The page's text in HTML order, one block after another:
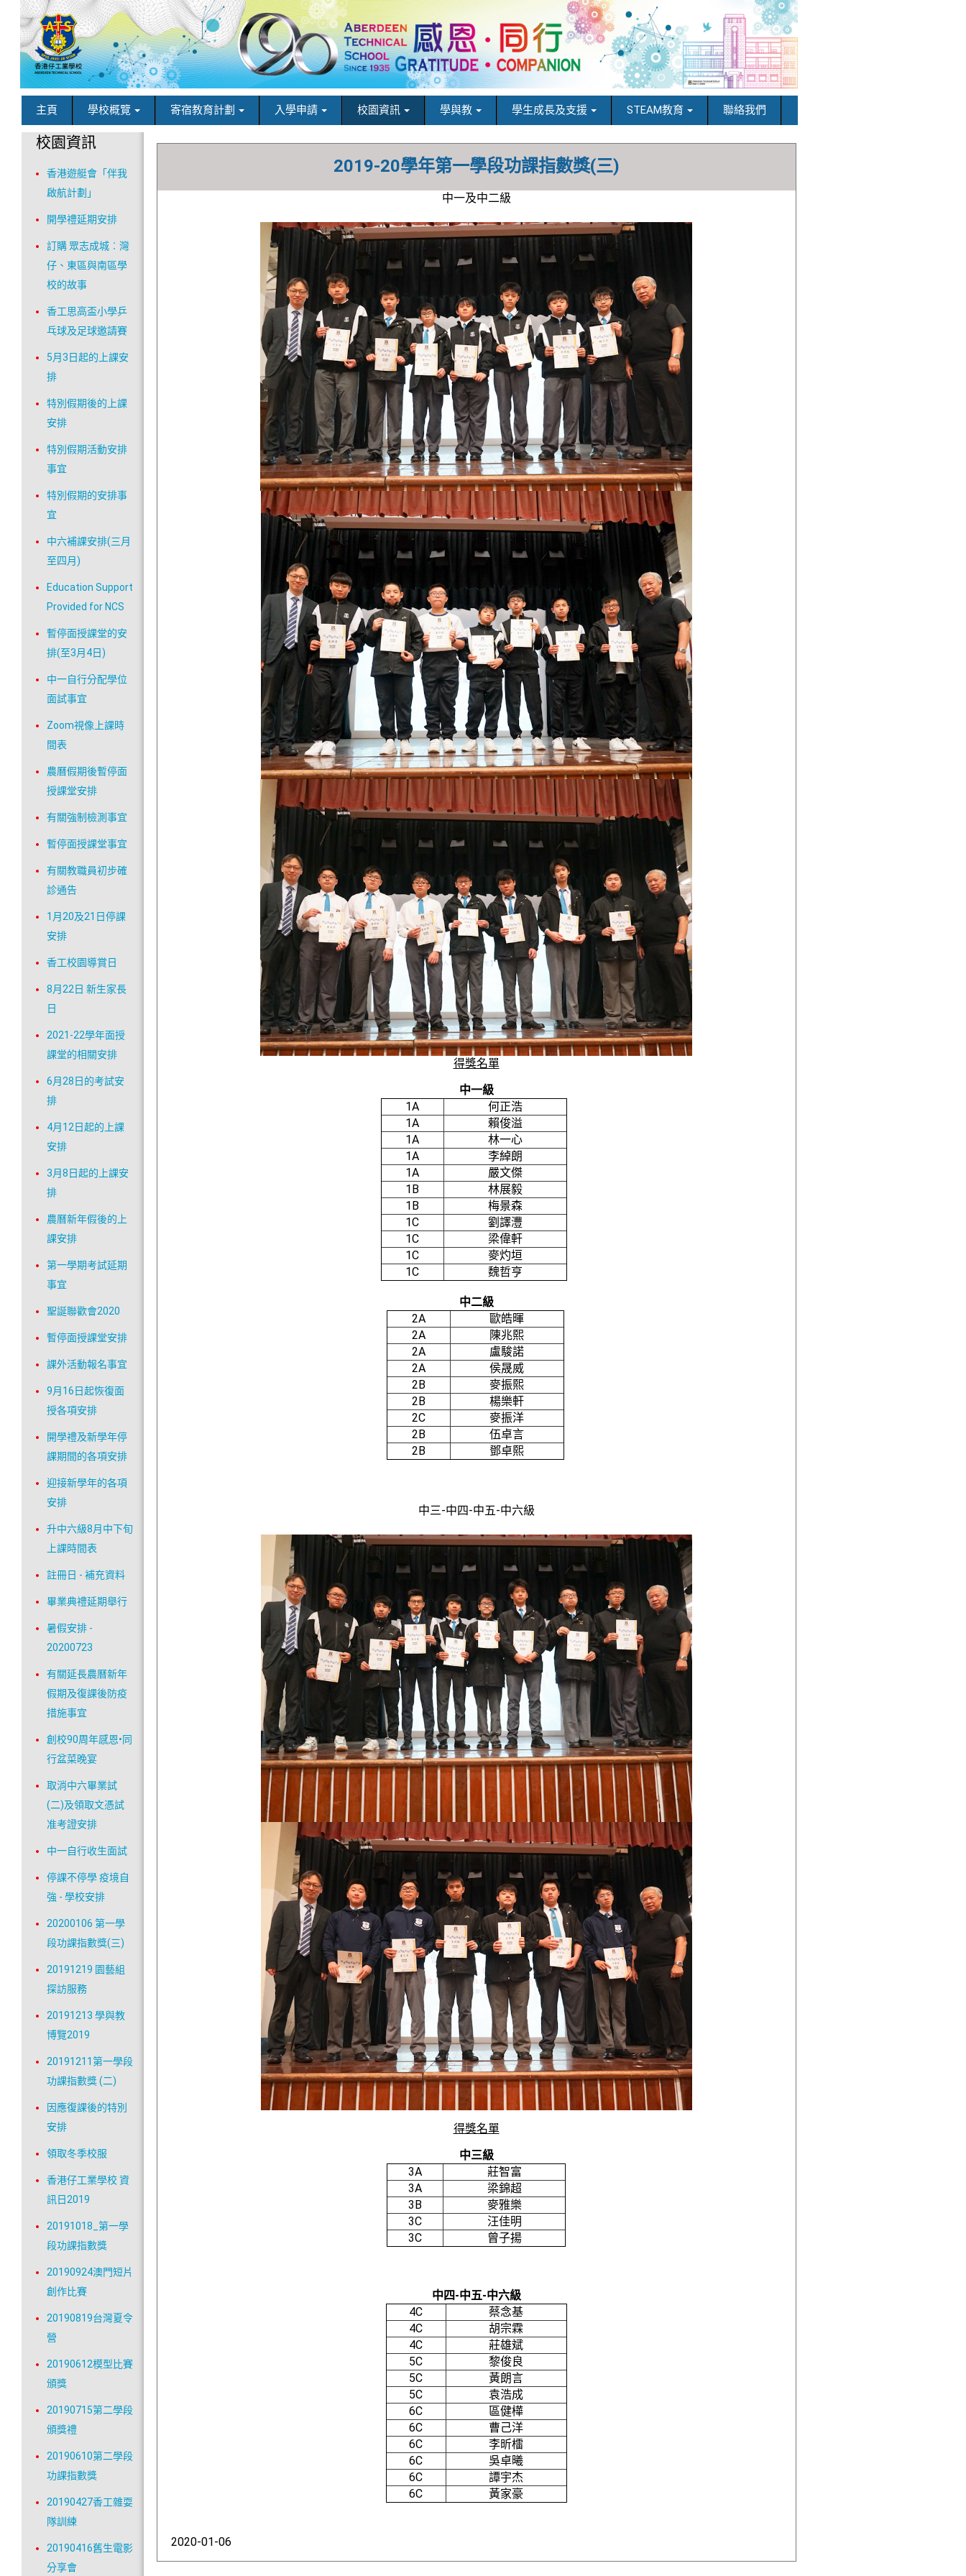
主頁 學校概覽 寄宿教育計劃 入學申請 校園資訊 學與教 學生成長及支援 STEAM教育 聯絡我們
2019-20學年第一學段功課指數獎(三)
中一及中二級
得獎名單
中一級
1A
何正浩
1A
賴俊溢
1A
林一心
1A
李綽朗
1A
嚴文傑
1B
林展毅
1B
梅景森
1C
劉譯灃
1C
梁偉軒
1C
麥灼垣
1C
魏哲亨
中二級
2A
歐皓暉
2A
陳兆熙
2A
盧駿諾
2A
侯晟威
2B
麥振熙
2B
楊樂軒
2C
麥振洋
2B
伍卓言
2B
鄧卓熙
中三-中四-中五-中六級
得獎名單
中三級
3A
莊智富
3A
梁錦超
3B
麥雅樂
3C
汪佳明
3C
曾子揚
中四-中五-中六級
4C
蔡念基
4C
胡宗霖
4C
莊雄斌
5C
黎俊良
5C
黃朗言
5C
袁浩成
6C
區健樺
6C
曹己洋
6C
李昕檑
6C
吳卓曦
6C
譚宇杰
6C
黃家豪
2020-01-06
校園資訊
香港遊艇會「伴我
啟航計劃」
開學禮延期安排
訂購 眾志成城︰灣
仔、東區與南區學
校的故事
香工思高盃小學乒
乓球及足球邀請賽
5月3日起的上課安
排
特別假期後的上課
安排
特別假期活動安排
事宜
特別假期的安排事
宜
中六補課安排(三月
至四月)
Education Support
Provided for NCS
暫停面授課堂的安
排(至3月4日)
中一自行分配學位
面試事宜
Zoom視像上課時
間表
農曆假期後暫停面
授課堂安排
有關強制檢測事宜
暫停面授課堂事宜
有關教職員初步確
診通告
1月20及21日停課
安排
香工校園導賞日
8月22日 新生家長
日
2021-22學年面授
課堂的相關安排
6月28日的考試安
排
4月12日起的上課
安排
3月8日起的上課安
排
農曆新年假後的上
課安排
第一學期考試延期
事宜
聖誕聯歡會2020
暫停面授課堂安排
課外活動報名事宜
9月16日起恢復面
授各項安排
開學禮及新學年停
課期間的各項安排
迎接新學年的各項
安排
升中六級8月中下旬
上課時間表
註冊日 - 補充資料
畢業典禮延期舉行
暑假安排 -
20200723
有關延長農曆新年
假期及復課後防疫
措施事宜
創校90周年感恩•同
行盆菜晚宴
取消中六畢業試
(二)及領取文憑試
准考證安排
中一自行收生面試
停課不停學 疫境自
強 - 學校安排
20200106 第一學
段功課指數獎(三)
20191219 園藝組
探訪服務
20191213 學與教
博覽2019
20191211第一學段
功課指數獎 (二)
因應復課後的特別
安排
領取冬季校服
香港仔工業學校 資
訊日2019
20191018_第一學
段功課指數獎
20190924澳門短片
創作比賽
20190819台灣夏令
營
20190612模型比賽
頒獎
20190715第二學段
頒獎禮
20190610第二學段
功課指數獎
20190427香工雜耍
隊訓練
20190416舊生電影
分享會